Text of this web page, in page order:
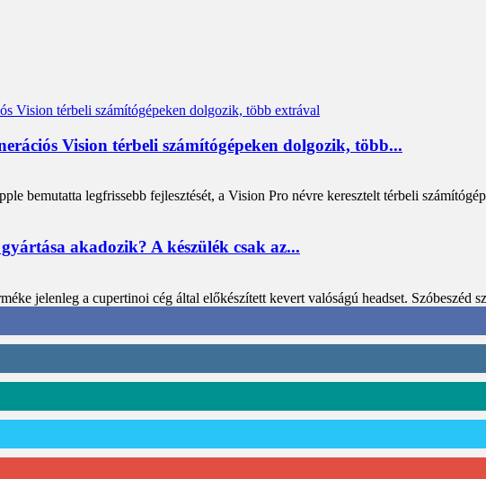
Vision térbeli számítógépeken dolgozik, több...
bemutatta legfrissebb fejlesztését, a Vision Pro névre keresztelt térbeli
akadozik? A készülék csak az...
jelenleg a cupertinoi cég által előkészített kevert valóságú headset. Szóbeszéd